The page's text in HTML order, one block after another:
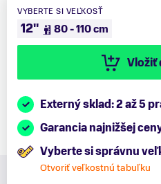
VYBERTE SI VEĽKOSŤ
12" 80 - 110 cm
Vložiť
Externý sklad: 2 až 5
Garancia najnižšej
Vyberte si správnu
Otvoriť veľkostnú tabuľku